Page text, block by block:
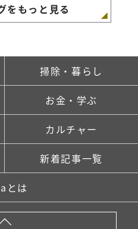
をもっと見る
掃除・暮らし
お金・学ぶ
カルチャー
新着記事一覧
とは